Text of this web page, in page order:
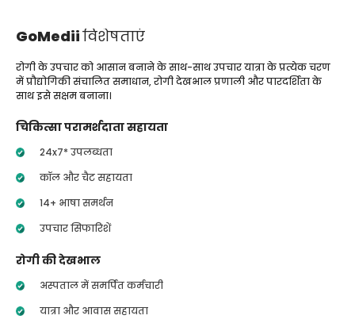
GoMediiविशेषताएं
रोगी के उपचार को आसान बनाने के साथ-साथ उपचार यात्रा के प्रत्येक चरण
में प्रौद्योगिकी संचालित समाधान, रोगी देखभाल प्रणाली और पारदर्शिता के
साथ इसे सक्षम बनाना।
चिकित्सा परामर्शदाता सहायता
24x7* उपलब्धता
कॉल और चैट सहायता
14+ भाषा समर्थन
उपचार सिफारिशें
रोगी की देखभाल
अस्पताल में समर्पित कर्मचारी
यात्रा और आवास सहायता